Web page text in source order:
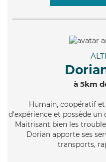
à 5km
Humain, coopératif et
d'expérience et possède
Maitrisant bien les
Dorian apporte ses
transports,